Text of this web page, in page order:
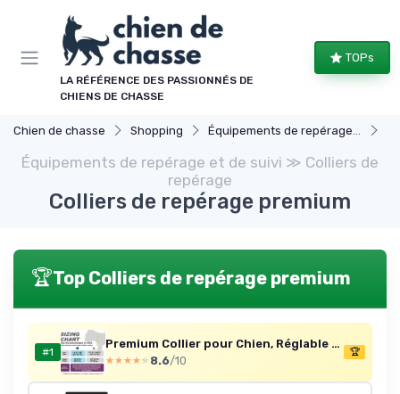
LA RÉFÉRENCE DES PASSIONNÉS DE
CHIENS DE CHASSE
TOPs
Chien de chasse Shopping Équipements de repérage et de suivi
Équipements de repérage et de suivi ≫ Colliers de
repérage
Colliers de repérage premium
🏆Top Colliers de repérage premium
#1
Premium Collier pour Chien, Réglable Collier Tactique Chien avec Poignée et Une Solide Boucle Métallique à Libération Rapide, pour Chiens de Taille Moyenne à Grande (Rose M) Avec Poignée M (Réglable 36.8-45.7 cm) Rose
★★★★★
★★★★★ 8.6/10
🏆
Panneau de gestion des cookies